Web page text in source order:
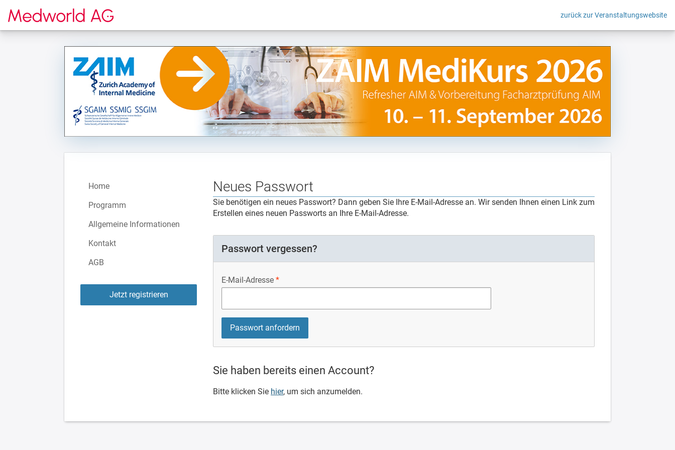
Zur Startseite zurück zur Veranstaltungswebsite
Home
Programm
Allgemeine Informationen
Kontakt
AGB
Jetzt registrieren
Neues Passwort
Sie benötigen ein neues Passwort? Dann geben Sie Ihre E-Mail-Adresse an. Wir senden Ihnen einen Link zum
Erstellen eines neuen Passworts an Ihre E-Mail-Adresse.
Passwort vergessen?
E-Mail-Adresse
Sie haben bereits einen Account?
Bitte klicken Sie hier, um sich anzumelden.